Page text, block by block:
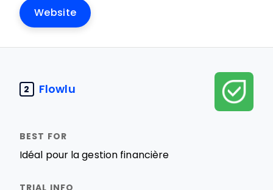
Website
2 Flowlu
Idéal pour la gestion financière